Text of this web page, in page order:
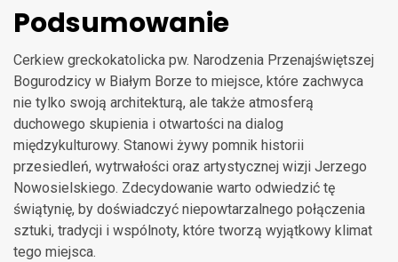
Podsumowanie
Cerkiew greckokatolicka pw. Narodzenia Przenajświętszej
Bogurodzicy w Białym Borze to miejsce, które zachwyca
nie tylko swoją architekturą, ale także atmosferą
duchowego skupienia i otwartości na dialog
międzykulturowy. Stanowi żywy pomnik historii
przesiedleń, wytrwałości oraz artystycznej wizji Jerzego
Nowosielskiego. Zdecydowanie warto odwiedzić tę
świątynię, by doświadczyć niepowtarzalnego połączenia
sztuki, tradycji i wspólnoty, które tworzą wyjątkowy klimat
tego miejsca.